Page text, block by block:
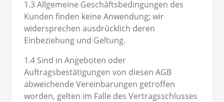
1.3 Allgemeine Geschäftsbedingungen des
Kunden finden keine Anwendung; wir
widersprechen ausdrücklich deren
Einbeziehung und Geltung.
1.4 Sind in Angeboten oder
Auftragsbestätigungen von diesen AGB
abweichende Vereinbarungen getroffen
worden, gelten im Falle des Vertragsschlusses